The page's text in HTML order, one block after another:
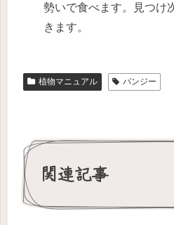
勢いで食べます。見つけ
きます。
植物マニュアル パンジー
関連記事